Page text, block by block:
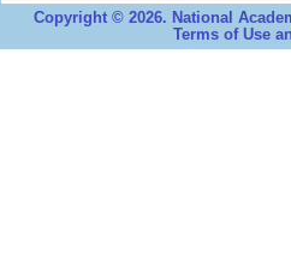
Copyright © 2026. National
Terms of Use